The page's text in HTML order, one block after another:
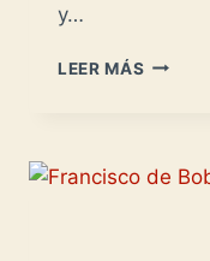
y…
LEER MÁS